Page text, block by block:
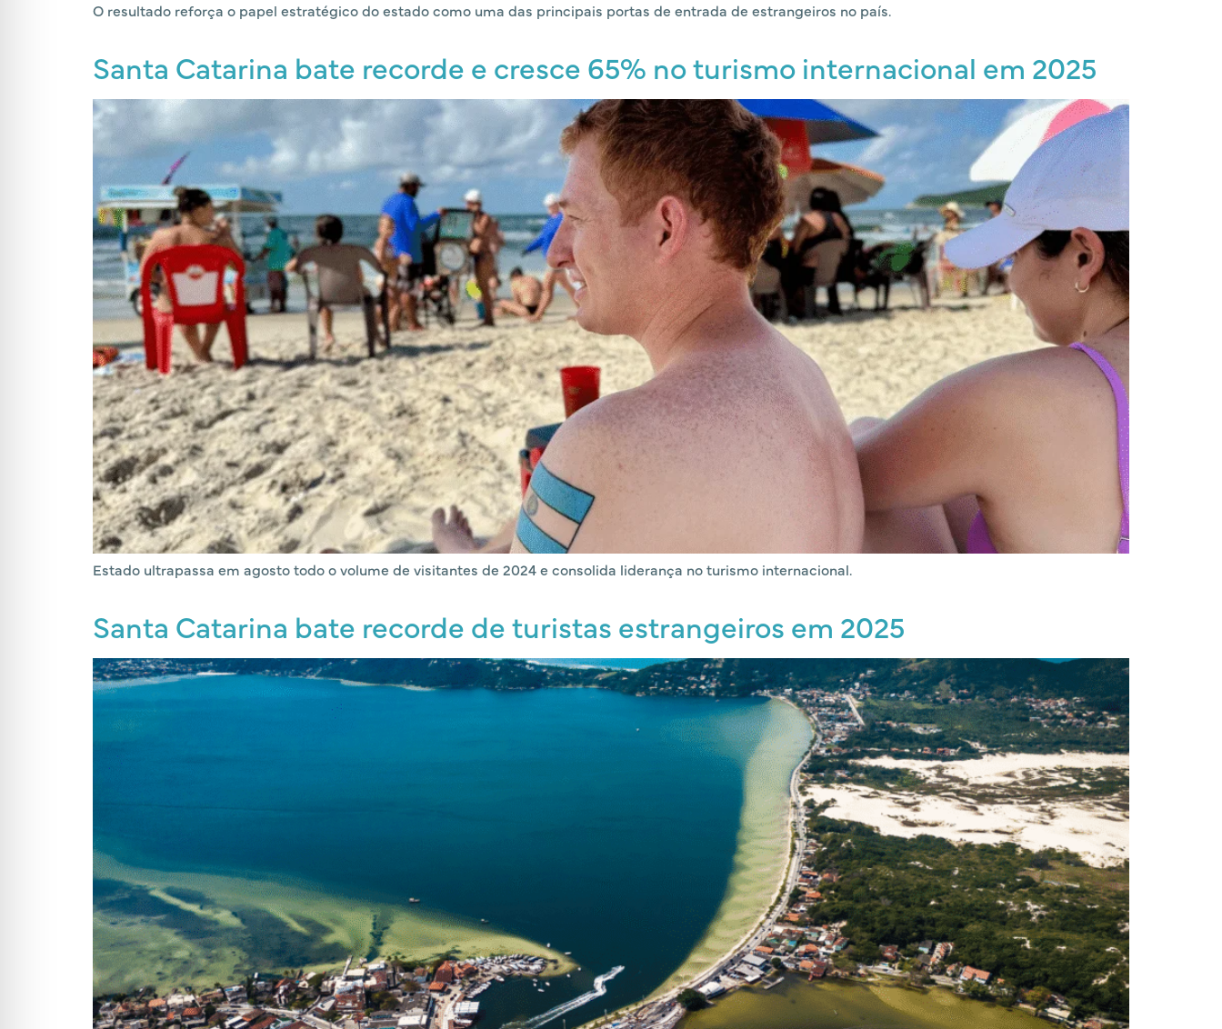
O resultado reforça o papel estratégico do estado como uma das principais portas de entrada de estrangeiros no país.
Santa Catarina bate recorde e cresce 65% no turismo internacional em 2025
Estado ultrapassa em agosto todo o volume de visitantes de 2024 e consolida liderança no turismo internacional.
Santa Catarina bate recorde de turistas estrangeiros em 2025